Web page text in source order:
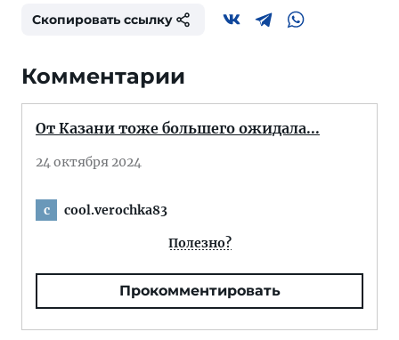
Скопировать ссылку
Комментарии
От Казани тоже большего ожидала...
24 октября 2024
c cool.verochka83
Полезно?
Прокомментировать